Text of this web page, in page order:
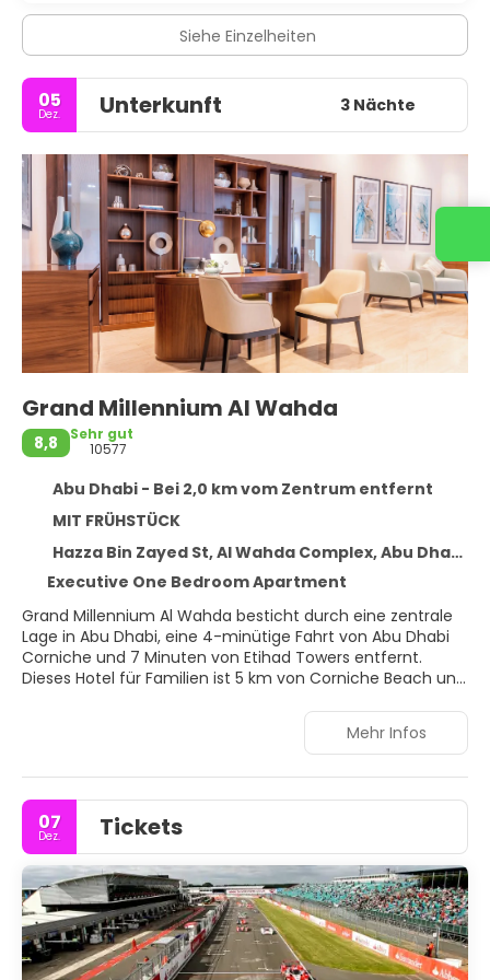
Siehe Einzelheiten
05
Dez. Unterkunft 3 Nächte
Grand Millennium Al Wahda
8,8
Sehr gut
10577
Abu Dhabi - Bei 2,0 km vom Zentrum entfernt
MIT FRÜHSTÜCK
Hazza Bin Zayed St, Al Wahda Complex, Abu Dhabi 107080
Executive One Bedroom Apartment
Grand Millennium Al Wahda besticht durch eine zentrale
Lage in Abu Dhabi, eine 4-minütige Fahrt von Abu Dhabi
Corniche und 7 Minuten von Etihad Towers entfernt.
Dieses Hotel für Familien ist 5 km von Corniche Beach und
Gönn dir einen Besuch des Wellnessbereichs, der
Massagen, Körperbehandlungen und
Gesichtsbehandlungen bietet. Du kannst von folgenden
Freizeiteinrichtungen profitieren: Fitnesscenter,
Außenpool und Sauna. Kostenloses WLAN, ein Concierge-
Service und ein Souvenirladen/Kiosk stehen ebenfalls zur
Verfügung. Das Meer erreichst du mit dem Shuttle
(gegen Gebühr) bequem und einfach.
Gönn dir einen Aufenthalt in einem der 840 Zimmer, die
über Kamine und einen Smart-TV verfügen. Dein Pillowtop
Mehr Infos
07
Dez. Tickets